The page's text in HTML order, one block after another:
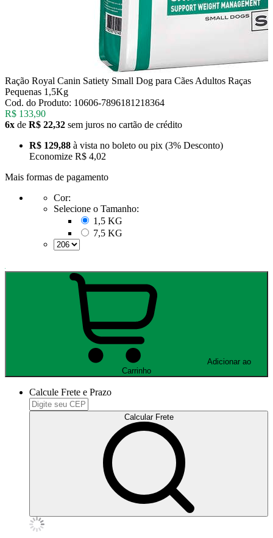
Ração Royal Canin Satiety Small Dog para Cães Adultos Raças
Pequenas 1,5Kg
Cod. do Produto: 10606-7896181218364
R$ 133,90
6x de R$ 22,32 sem juros no cartão de crédito
R$ 129,88 à vista no boleto ou pix (3% Desconto)
Economize R$ 4,02
Mais formas de pagamento
Cor:
Selecione o Tamanho:
1,5 KG
7,5 KG
Carrinho
Calcule Frete e Prazo
Calcular Frete